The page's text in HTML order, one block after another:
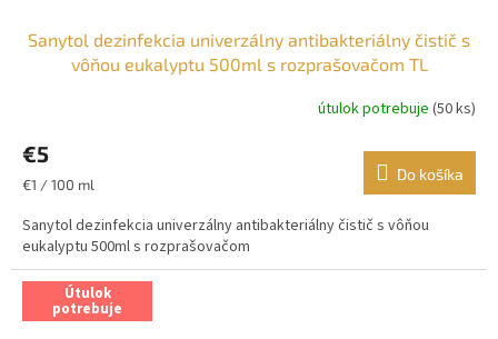
Sanytol dezinfekcia univerzálny antibakteriálny čistič s
vôňou eukalyptu 500ml s rozprašovačom TL
útulok potrebuje (50 ks)
€5
Jednotková
€1 / 100 ml
Do košíka
Sanytol dezinfekcia univerzálny antibakteriálny čistič s vôňou
eukalyptu 500ml s rozprašovačom
Útulok
potrebuje